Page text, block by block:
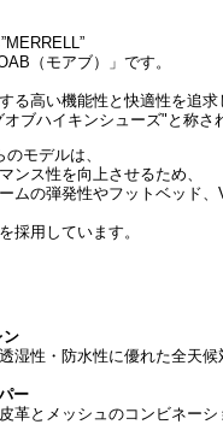
（モアブ）」です。
る高い機能性と快適性を追求
ブハイキンシューズ"と称さ
モデルは、
ンス性を向上させるため、
ムの弾発性やフットベッド
採用しています。
ン
湿性・防水性に優れた全天候
ー
革とメッシュのコンビネーシ